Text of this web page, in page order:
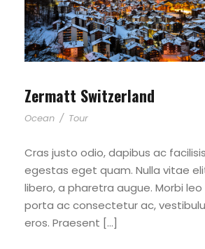
Zermatt Switzerland
Ocean / Tour
Cras justo odio, dapibus ac
egestas eget quam. Nulla vitae
libero, a pharetra augue. Morbi leo
porta ac consectetur ac,
eros. Praesent […]